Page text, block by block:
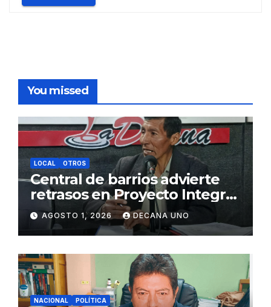
You missed
LOCAL OTROS
Central de barrios advierte
retrasos en Proyecto Integral
de Agua y Alcantarillado para
Juliaca
AGOSTO 1, 2026 DECANA UNO
NACIONAL POLÍTICA